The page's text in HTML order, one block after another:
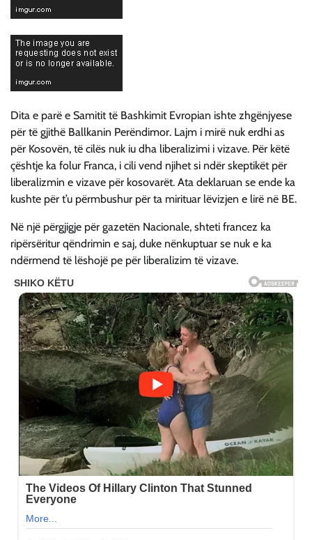
Dita e parë e Samitit të Bashkimit Evropian ishte zhgënjyese
për të gjithë Ballkanin Perëndimor. Lajm i mirë nuk erdhi as
për Kosovën, të cilës nuk iu dha liberalizimi i vizave. Për këtë
çështje ka folur Franca, i cili vend njihet si ndër skeptikët për
liberalizmin e vizave për kosovarët. Ata deklaruan se ende ka
kushte për t’u përmbushur për ta mirituar lëvizjen e lirë në BE.
Në një përgjigje për gazetën Nacionale, shteti francez ka
ripërsëritur qëndrimin e saj, duke nënkuptuar se nuk e ka
ndërmend të lëshojë pe për liberalizim të vizave.